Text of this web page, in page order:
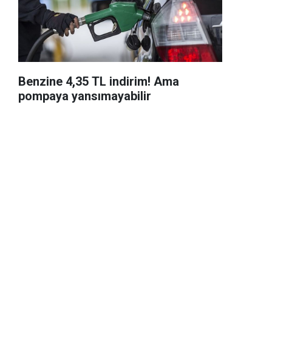
Benzine 4,35 TL indirim! Ama
pompaya yansımayabilir